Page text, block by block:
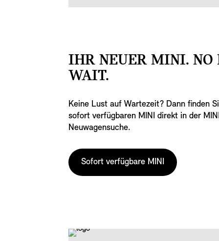
IHR NEUER MINI. NO
WAIT.
Keine Lust auf Wartezeit? Dann finden
sofort verfügbaren MINI direkt in der
Neuwagensuche.
Sofort verfügbare MINI